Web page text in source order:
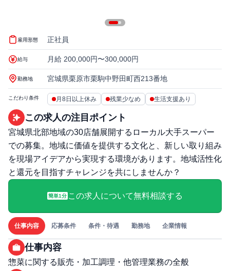
雇用形態 正社員
給与 月給 200,000円〜300,000円
勤務地 宮城県栗原市栗駒中野田町西213番地
こだわり条件 月8日以上休み 残業少なめ 生活支援あり
この求人の注目ポイント
宮城県北部地域の30店舗展開するローカル大手スーパー
での募集。地域に価値を提供する文化と、新しい取り組み
を現場アイデアから実現する環境があります。地域活性化
と還元を目指すチャレンジを共にしませんか？
簡単1分 この求人について無料相談する
仕事内容 応募条件 条件・待遇 勤務地 企業情報
仕事内容
惣菜に関する販売・加工調理・他管理業務の全般